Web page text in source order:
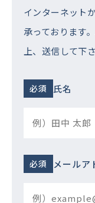
インターネット
承っております
上、送信して下
氏名
メールア